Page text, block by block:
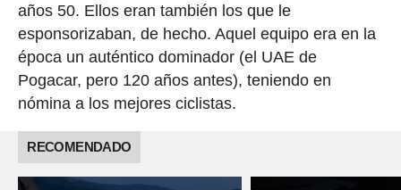
años 50. Ellos eran también los que le
esponsorizaban, de hecho. Aquel equipo era en la
época un auténtico dominador (el UAE de
Pogacar, pero 120 años antes), teniendo en
nómina a los mejores ciclistas.
RECOMENDADO